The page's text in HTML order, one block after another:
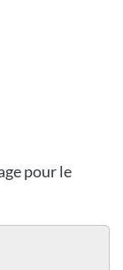
pour le